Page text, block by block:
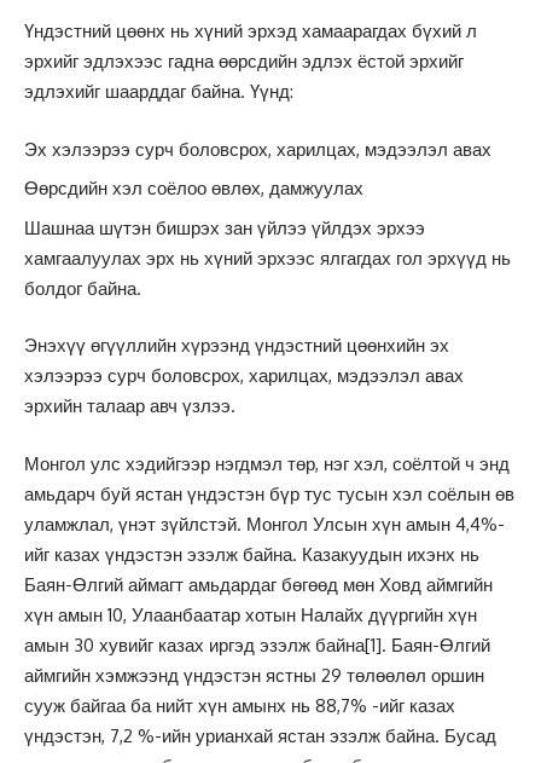
Үндэстний цөөнх нь хүний эрхэд хамаарагдах бүхий л
эрхийг эдлэхээс гадна өөрсдийн эдлэх ёстой эрхийг
эдлэхийг шаарддаг байна. Үүнд:
Эх хэлээрээ сурч боловсрох, харилцах, мэдээлэл авах
Өөрсдийн хэл соёлоо өвлөх, дамжуулах
Шашнаа шүтэн бишрэх зан үйлээ үйлдэх эрхээ
хамгаалуулах эрх нь хүний эрхээс ялгагдах гол эрхүүд нь
болдог байна.
Энэхүү өгүүллийн хүрээнд үндэстний цөөнхийн эх
хэлээрээ сурч боловсрох, харилцах, мэдээлэл авах
эрхийн талаар авч үзлээ.
Монгол улс хэдийгээр нэгдмэл төр, нэг хэл, соёлтой ч энд
амьдарч буй ястан үндэстэн бүр тус тусын хэл соёлын өв
уламжлал, үнэт зүйлстэй. Монгол Улсын хүн амын 4,4%-
ийг казах үндэстэн эзэлж байна. Казакуудын ихэнх нь
Баян-Өлгий аймагт амьдардаг бөгөөд мөн Ховд аймгийн
хүн амын 10, Улаанбаатар хотын Налайх дүүргийн хүн
амын 30 хувийг казах иргэд эзэлж байна[1]. Баян-Өлгий
аймгийн хэмжээнд үндэстэн ястны 29 төлөөлөл оршин
сууж байгаа ба нийт хүн амынх нь 88,7% -ийг казах
үндэстэн, 7,2 %-ийн урианхай ястан эзэлж байна. Бусад